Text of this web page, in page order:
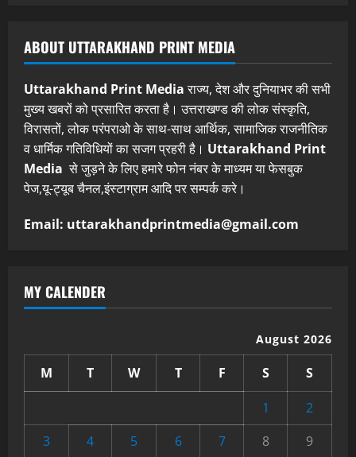
ABOUT UTTARAKHAND PRINT MEDIA
Uttarakhand Print Mediaराज्य, देश और दुनियाभर की सभी
मुख्य खबरों को प्रसारित करता है। उत्तराखण्ड की लोक संस्कृति,
विरासतों, लोक परंपराओ के साथ-साथ आर्थिक, सामाजिक राजनीतिक
व धार्मिक गतिविधियों का सजग प्रहरी है। Uttarakhand Print
Media से जुड़ने के लिए हमारे फोन नंबर के माध्यम या फेसबुक
पेज,यू-ट्यूब चैनल,इंस्टाग्राम आदि पर सम्पर्क करे।
Email: uttarakhandprintmedia@gmail.com
MY CALENDER
August 2026
M T W T F S
S
1
2
3
4 5 6 7 8 9